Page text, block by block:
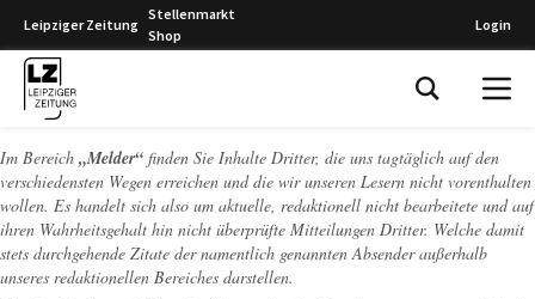
Leipziger Zeitung
Stellenmarkt
Shop
Login
Im Bereich „Melder“ finden Sie Inhalte Dritter, die uns tagtäglich auf den
verschiedensten Wegen erreichen und die wir unseren Lesern nicht vorenthalten
wollen. Es handelt sich also um aktuelle, redaktionell nicht bearbeitete und auf
ihren Wahrheitsgehalt hin nicht überprüfte Mitteilungen Dritter. Welche damit
stets durchgehende Zitate der namentlich genannten Absender außerhalb
unseres redaktionellen Bereiches darstellen.